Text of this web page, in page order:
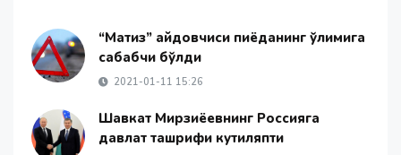
“Матиз” ҳайдовчиси пиёданинг ўлимига
сабабчи бўлди
2021-01-11 15:26
Шавкат Мирзиёевнинг Россияга
давлат ташрифи кутиляпти